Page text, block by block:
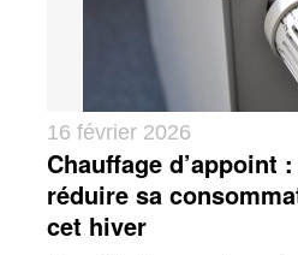
16 février 2026
Chauffage d’appoint
réduire sa
cet hiver